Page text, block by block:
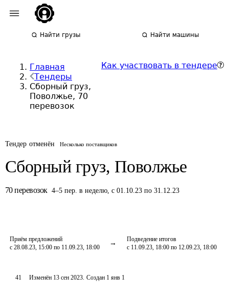
Найти грузы Найти машины
Главная
Тендеры
Сборный груз,
Поволжье, 70
перевозок
Как участвовать в тендере
Тендер отменён Несколько поставщиков
Сборный груз, Поволжье
70 перевозок 4–5 пер. в неделю, с 01.10.23 по 31.12.23
Приём предложений
с 28.08.23, 15:00 по 11.09.23, 18:00
Подведение итогов
с 11.09.23, 18:00 по 12.09.23, 18:00
41 Изменён 13 сен 2023. Создан 1 янв 1